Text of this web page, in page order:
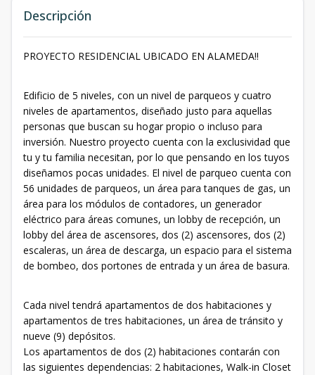
Descripción
PROYECTO RESIDENCIAL UBICADO EN ALAMEDA!!
Edificio de 5 niveles, con un nivel de parqueos y cuatro
niveles de apartamentos, diseñado justo para aquellas
personas que buscan su hogar propio o incluso para
inversión. Nuestro proyecto cuenta con la exclusividad que
tu y tu familia necesitan, por lo que pensando en los tuyos
diseñamos pocas unidades. El nivel de parqueo cuenta con
56 unidades de parqueos, un área para tanques de gas, un
área para los módulos de contadores, un generador
eléctrico para áreas comunes, un lobby de recepción, un
lobby del área de ascensores, dos (2) ascensores, dos (2)
escaleras, un área de descarga, un espacio para el sistema
de bombeo, dos portones de entrada y un área de basura.
Cada nivel tendrá apartamentos de dos habitaciones y
apartamentos de tres habitaciones, un área de tránsito y
nueve (9) depósitos.
Los apartamentos de dos (2) habitaciones contarán con
las siguientes dependencias: 2 habitaciones, Walk-in Closet